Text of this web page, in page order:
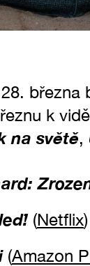
března
k
na světě,
(Netflix)
(Amazon